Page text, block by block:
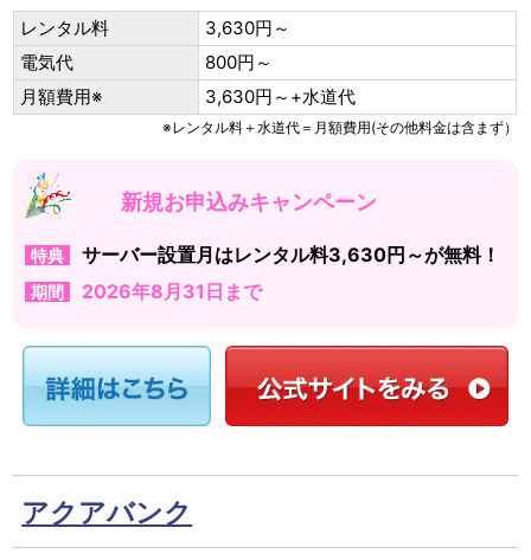
レンタル料
3,630円～
電気代
800円～
月額費用※
3,630円～+水道代
※レンタル料＋水道代＝月額費用(その他料金は含まず）
新規お申込みキャンペーン
特典 サーバー設置月はレンタル料3,630円～が無料！
期間 2026年8月31日まで
アクアバンク